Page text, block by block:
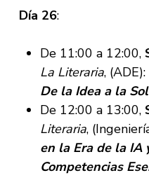
Día 26:
De 11:00 a 12:00,
La Literaria, (ADE):
De la Idea a la
De 12:00 a 13:00,
Literaria,
en la Era de la IA
Competencias